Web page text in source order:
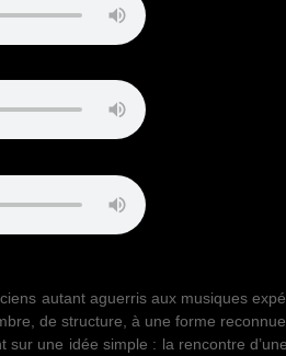
autant aguerris aux musiques
de structure, à une forme
sur une idée simple : la rencontre